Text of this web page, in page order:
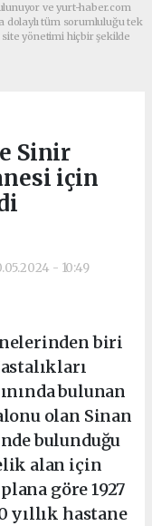
ve yurt-haber.com
dolaylı tüm sorumluluğu tek
site yönetimi hiçbir şekilde
Sinir
için
- 10:49
biri
bulunan
olan Sinan
bulunduğu
alan için
göre 1927
yıllık hastane